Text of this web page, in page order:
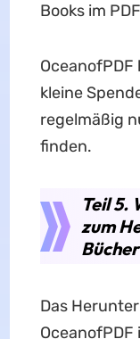
Books im
kleine
regelmäßig
finden.
Teil 5.
zum
Das